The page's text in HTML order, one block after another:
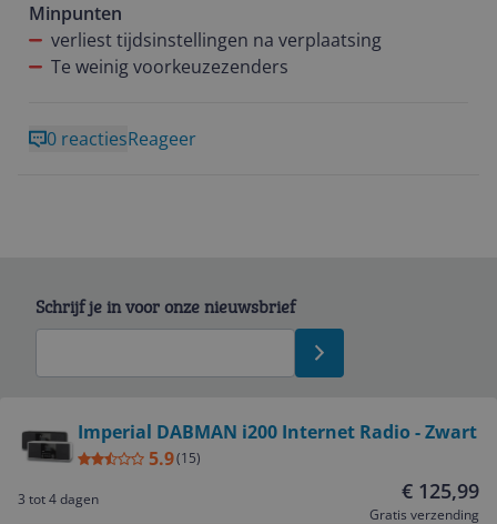
Minpunten
verliest tijdsinstellingen na verplaatsing
Te weinig voorkeuzezenders
0 reactiesReageer
Imperial DABMAN i200 Internet Radio - Zwart
5.9(15)
3 tot 4 dagen € 125,99
Gratis verzending
Schrijf je in voor onze nieuwsbrief